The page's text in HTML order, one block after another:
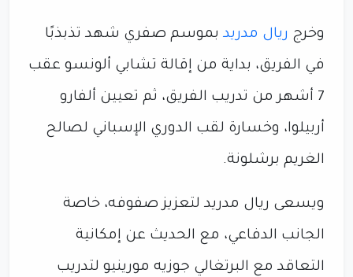
وخرج ريال مدريد بموسم صفري شهد تذبذبًا
في الفريق، بداية من إقالة تشابي ألونسو عقب
7 أشهر من تدريب الفريق، ثم تعيين ألفارو
أربيلوا، وخسارة لقب الدوري الإسباني لصالح
الغريم برشلونة.
ويسعى ريال مدريد لتعزيز صفوفه، خاصة
الجانب الدفاعي، مع الحديث عن إمكانية
التعاقد مع البرتغالي جوزيه مورينيو لتدريب